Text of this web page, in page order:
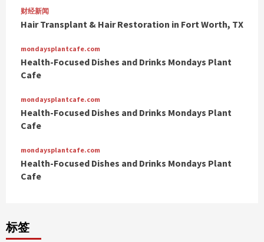
财经新闻
Hair Transplant & Hair Restoration in Fort Worth, TX
mondaysplantcafe.com
Health-Focused Dishes and Drinks Mondays Plant
Cafe
mondaysplantcafe.com
Health-Focused Dishes and Drinks Mondays Plant
Cafe
mondaysplantcafe.com
Health-Focused Dishes and Drinks Mondays Plant
Cafe
标签